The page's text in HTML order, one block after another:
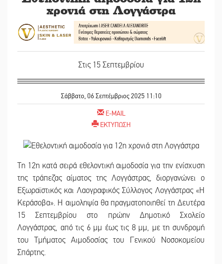
χρονιά στη Λογγάστρα
Στις 15 Σεπτεμβρίου
Σάββατο, 06 Σεπτέμβριος 2025 11:10
E-MAIL
ΕΚΤΥΠΩΣΗ
Τη 12η κατά σειρά εθελοντική αιμοδοσία για την ενίσχυση
της τράπεζας αίματος της Λογγάστρας, διοργανώνει ο
Εξωραϊστικός και Λαογραφικός Σύλλογος Λογγάστρας «Η
Κεράσοβα». Η αιμοληψία θα πραγματοποιηθεί τη Δευτέρα
15 Σεπτεμβρίου στο πρώην Δημοτικό Σχολείο
Λογγάστρας, από τις 6 μμ έως τις 8 μμ, με τη συνδρομή
του Τμήματος Αιμοδοσίας του Γενικού Νοσοκομείου
Σπάρτης.